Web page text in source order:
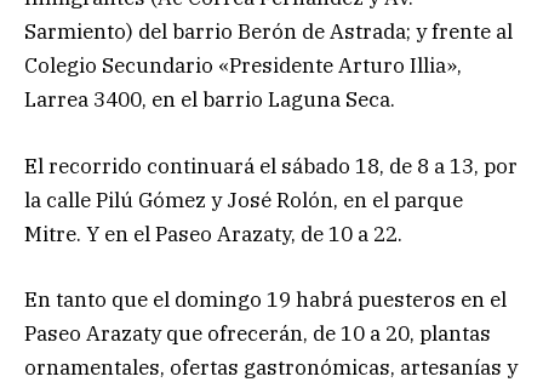
Sarmiento) del barrio Berón de Astrada; y frente al
Colegio Secundario «Presidente Arturo Illia»,
Larrea 3400, en el barrio Laguna Seca.
El recorrido continuará el sábado 18, de 8 a 13, por
la calle Pilú Gómez y José Rolón, en el parque
Mitre. Y en el Paseo Arazaty, de 10 a 22.
En tanto que el domingo 19 habrá puesteros en el
Paseo Arazaty que ofrecerán, de 10 a 20, plantas
ornamentales, ofertas gastronómicas, artesanías y